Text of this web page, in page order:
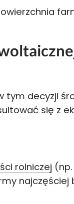
tym decyzji
się z
rolniczej
najczęściej